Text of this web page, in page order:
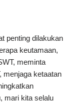
penting dilakukan
keutamaan,
meminta
menjaga ketaatan
mari kita selalu